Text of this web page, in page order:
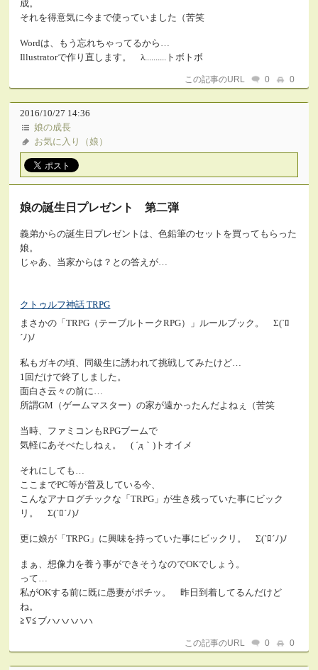
成。
それを得意気に今まで使っていました（苦笑
Wordは、もう忘れちゃってるから…
Illustratorで作り直します。 λ..........トボトボ
この記事のURL 0 0
2016/10/27 14:36
娘の成長
お気に入り（娘）
娘の誕生日プレゼント 第二弾
義弟からの誕生日プレゼントは、色鉛筆のセットを買ってもらった
娘。
じゃあ、当家からは？との答えが…
クトゥルフ神話 TRPG
まさかの「TRPG（テーブルトークRPG）」ルールブック。 Σ(`ﾛ
´ﾉ)ﾉ
私もガキの頃、同級生に誘われて挑戦してみたけど…
1回だけで終了しました。
面白さ云々の前に…
所謂GM（ゲームマスター）の家が遠かったんだよねぇ（苦笑
当時、ファミコンもRPGブームで
気軽にあそべたしねぇ。 ( ´д｀)トオイメ
それにしても…
ここまでPC等が普及している今、
こんなアナログチックな「TRPG」が生き残っていた事にビック
リ。 Σ(`ﾛ´ﾉ)ﾉ
更に娘が「TRPG」に興味を持っていた事にビックリ。 Σ(`ﾛ´ﾉ)ﾉ
まぁ、想像力を養う事ができそうなのでOKでしょう。
って…
私がOKする前に既に愚妻がポチッ。 昨日到着してるんだけど
ね。
≧∇≦ブハハハハハ
この記事のURL 0 0